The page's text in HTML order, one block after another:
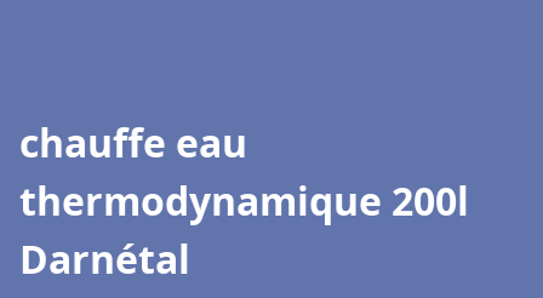
chauffe eau
thermodynamique 200l
Darnétal